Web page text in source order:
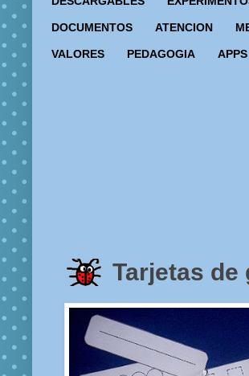
DOCUMENTOS ATENCION
VALORES PEDAGOGIA APPS
Tarjetas